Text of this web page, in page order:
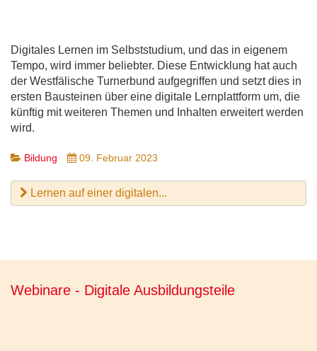
Digitales Lernen im Selbststudium, und das in eigenem
Tempo, wird immer beliebter. Diese Entwicklung hat auch
der Westfälische Turnerbund aufgegriffen und setzt dies in
ersten Bausteinen über eine digitale Lernplattform um, die
künftig mit weiteren Themen und Inhalten erweitert werden
wird.
Bildung 09. Februar 2023
Lernen auf einer digitalen...
Webinare - Digitale Ausbildungsteile